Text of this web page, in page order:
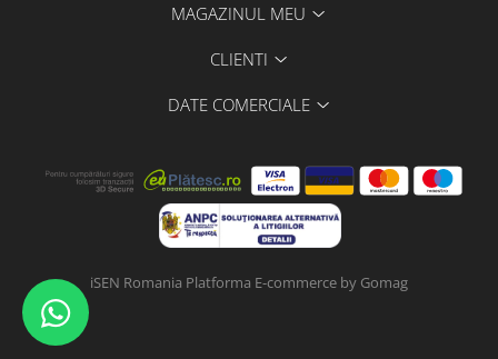
MAGAZINUL MEU
CLIENTI
DATE COMERCIALE
iSEN Romania Platforma E-commerce by Gomag